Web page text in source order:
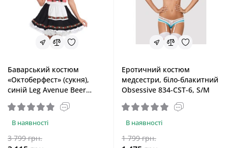
Баварський костюм
«Октоберфест» (сукня),
синій Leg Avenue Beer
Garden Babe Blue, M
В наявності
3 799 грн.
Еротичний костюм
медсестри, біло-блакитний
Obsessive 834-CST-6, S/M
В наявності
1 799 грн.